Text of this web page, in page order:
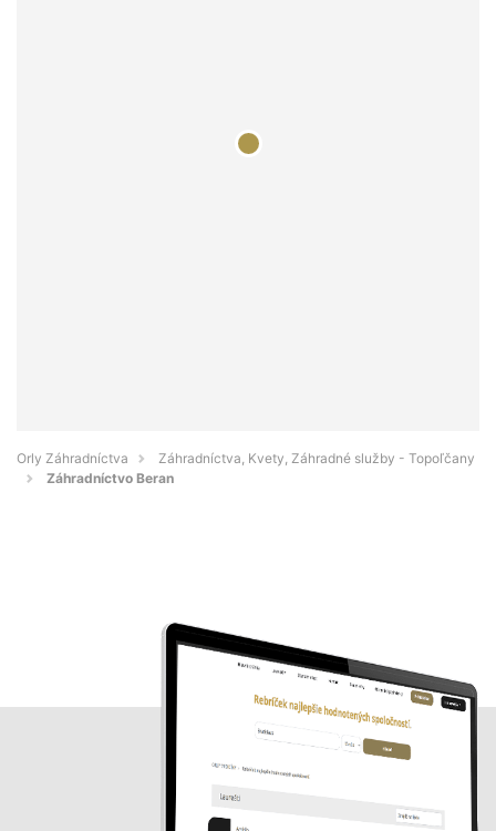
Orly Záhradníctva
Záhradníctva, Kvety, Záhradné služby - Topoľčany
Záhradníctvo Beran